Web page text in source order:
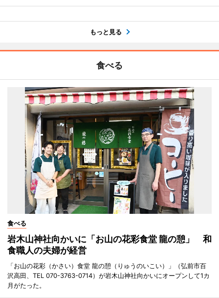
もっと見る
食べる
食べる
岩木山神社向かいに「お山の花彩食堂 龍の憩」 和
食職人の夫婦が経営
「お山の花彩（かさい）食堂 龍の憩（りゅうのいこい）」（弘前市百
沢高田、TEL 070-3763-0714）が岩木山神社向かいにオープンして1カ
月がたった。